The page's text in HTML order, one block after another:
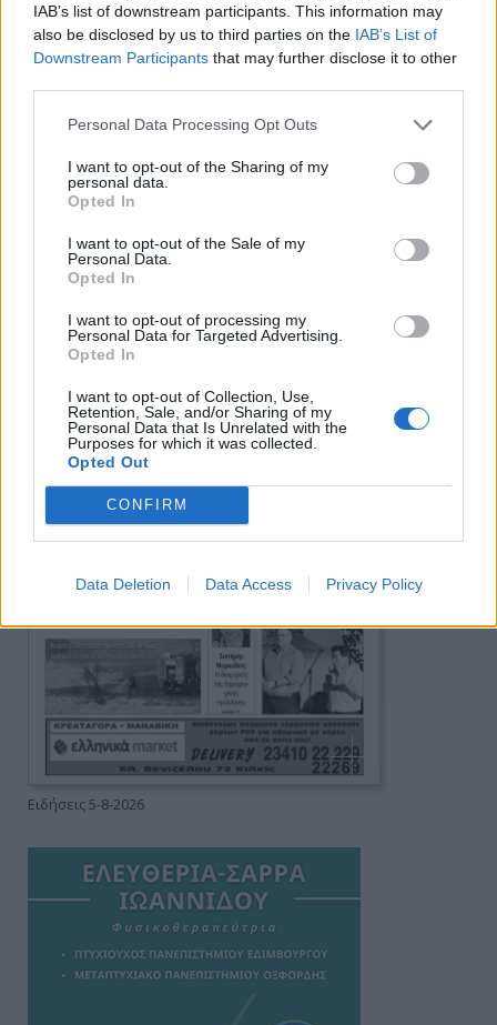
IAB’s list of downstream participants. This information may
also be disclosed by us to third parties on the IAB’s List of
Downstream Participants that may further disclose it to other
Personal Data Processing Opt Outs
I want to opt-out of the Sharing of my
personal data.
Opted In
I want to opt-out of the Sale of my
Personal Data.
Opted In
I want to opt-out of processing my
Personal Data for Targeted Advertising.
Opted In
I want to opt-out of Collection, Use,
Retention, Sale, and/or Sharing of my
Personal Data that Is Unrelated with the
Purposes for which it was collected.
Opted Out
CONFIRM
Data Deletion Data Access Privacy Policy
Πρωινή 5-8-2026
Ειδήσεις
Ειδήσεις 5-8-2026